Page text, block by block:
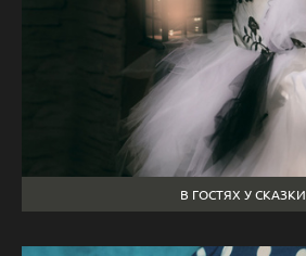
В ГОСТЯХ У СКАЗКИ